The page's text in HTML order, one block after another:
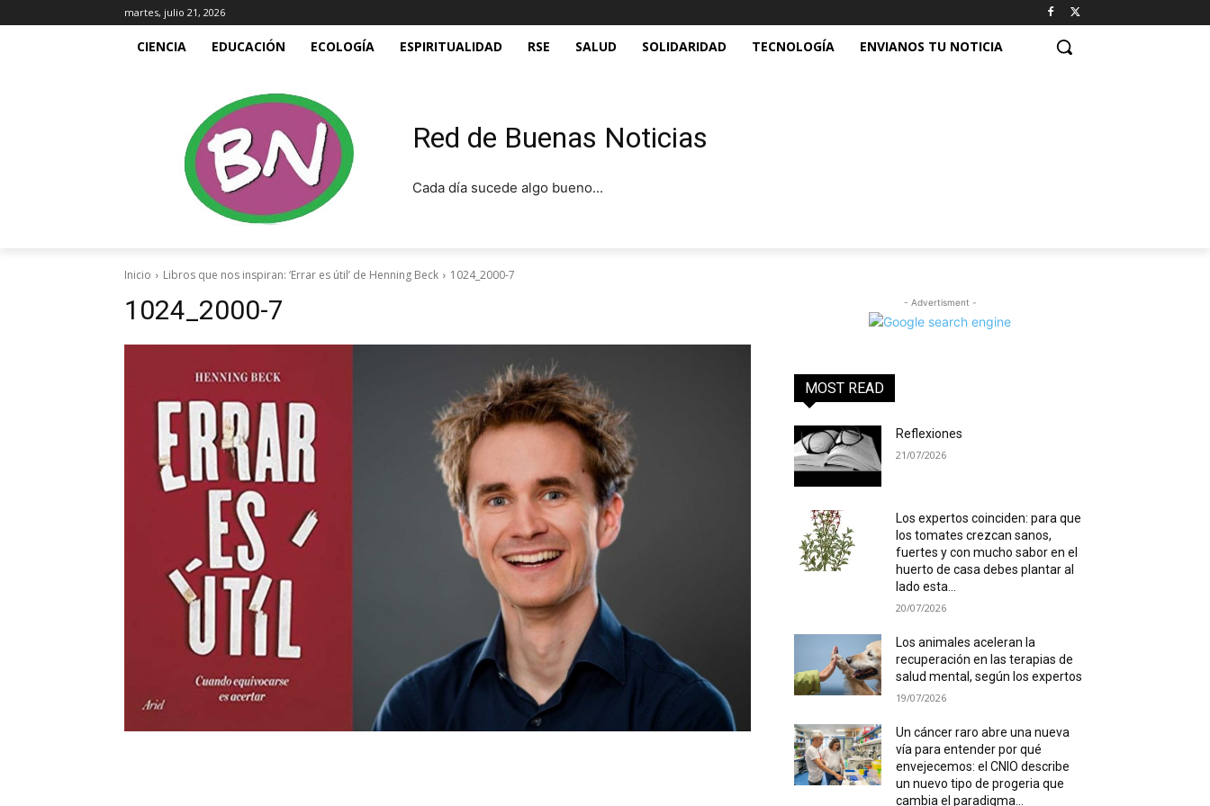
martes, julio 21, 2026
CIENCIA EDUCACIÓN ECOLOGÍA ESPIRITUALIDAD RSE SALUD SOLIDARIDAD TECNOLOGÍA ENVIANOS TU NOTICIA
Red de Buenas Noticias
Cada día sucede algo bueno...
Inicio Libros que nos inspiran: ‘Errar es útil’ de Henning Beck 1024_2000-7
1024_2000-7 - Advertisment -
MOST READ
Reflexiones
21/07/2026
Los expertos coinciden: para que
los tomates crezcan sanos,
fuertes y con mucho sabor en el
huerto de casa debes plantar al
lado esta...
20/07/2026
Los animales aceleran la
recuperación en las terapias de
salud mental, según los expertos
19/07/2026
Un cáncer raro abre una nueva
vía para entender por qué
envejecemos: el CNIO describe
un nuevo tipo de progeria que
cambia el paradigma...